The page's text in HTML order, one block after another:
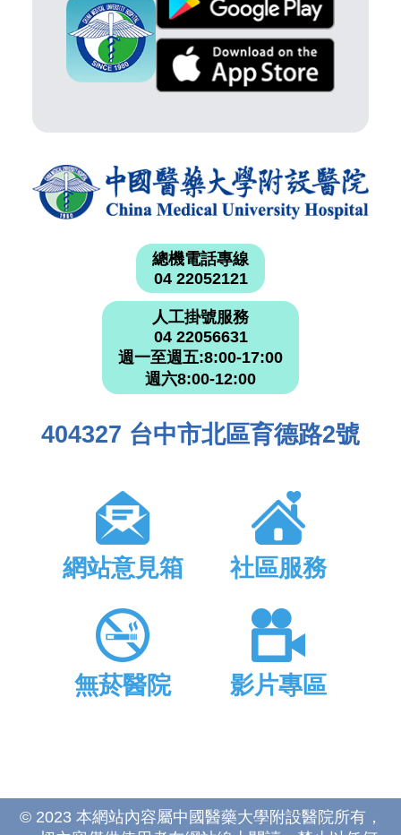
總機電話專線
04 22052121
人工掛號服務
04 22056631
週一至週五:8:00-17:00
週六8:00-12:00
404327 台中市北區育德路2號
網站意見箱 社區服務
無菸醫院 影片專區
© 2023 本網站內容屬中國醫藥大學附設醫院所有，